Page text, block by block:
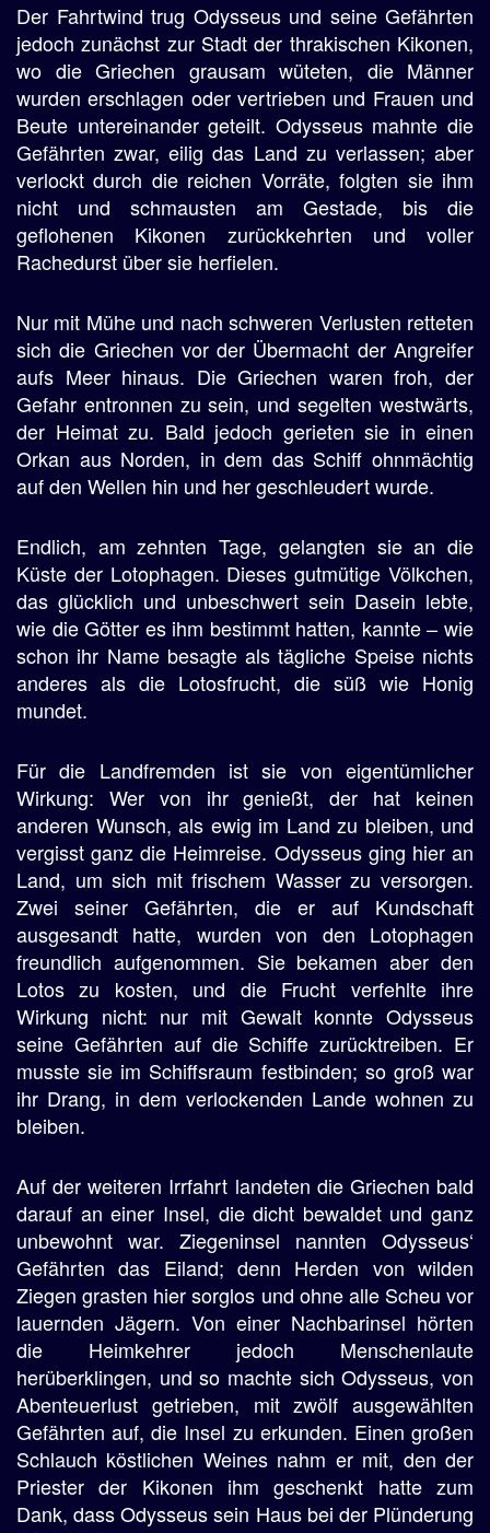
Der Fahrtwind trug Odysseus und seine Gefährten
jedoch zunächst zur Stadt der thrakischen Kikonen,
wo die Griechen grausam wüteten, die Männer
wurden erschlagen oder vertrieben und Frauen und
Beute untereinander geteilt. Odysseus mahnte die
Gefährten zwar, eilig das Land zu verlassen; aber
verlockt durch die reichen Vorräte, folgten sie ihm
nicht und schmausten am Gestade, bis die
geflohenen Kikonen zurückkehrten und voller
Rachedurst über sie herfielen.
Nur mit Mühe und nach schweren Verlusten retteten
sich die Griechen vor der Übermacht der Angreifer
aufs Meer hinaus. Die Griechen waren froh, der
Gefahr entronnen zu sein, und segelten westwärts,
der Heimat zu. Bald jedoch gerieten sie in einen
Orkan aus Norden, in dem das Schiff ohnmächtig
auf den Wellen hin und her geschleudert wurde.
Endlich, am zehnten Tage, gelangten sie an die
Küste der Lotophagen. Dieses gutmütige Völkchen,
das glücklich und unbeschwert sein Dasein lebte,
wie die Götter es ihm bestimmt hatten, kannte – wie
schon ihr Name besagte als tägliche Speise nichts
anderes als die Lotosfrucht, die süß wie Honig
mundet.
Für die Landfremden ist sie von eigentümlicher
Wirkung: Wer von ihr genießt, der hat keinen
anderen Wunsch, als ewig im Land zu bleiben, und
vergisst ganz die Heimreise. Odysseus ging hier an
Land, um sich mit frischem Wasser zu versorgen.
Zwei seiner Gefährten, die er auf Kundschaft
ausgesandt hatte, wurden von den Lotophagen
freundlich aufgenommen. Sie bekamen aber den
Lotos zu kosten, und die Frucht verfehlte ihre
Wirkung nicht: nur mit Gewalt konnte Odysseus
seine Gefährten auf die Schiffe zurücktreiben. Er
musste sie im Schiffsraum festbinden; so groß war
ihr Drang, in dem verlockenden Lande wohnen zu
bleiben.
Auf der weiteren Irrfahrt landeten die Griechen bald
darauf an einer Insel, die dicht bewaldet und ganz
unbewohnt war. Ziegeninsel nannten Odysseus‘
Gefährten das Eiland; denn Herden von wilden
Ziegen grasten hier sorglos und ohne alle Scheu vor
lauernden Jägern. Von einer Nachbarinsel hörten
die Heimkehrer jedoch Menschenlaute
herüberklingen, und so machte sich Odysseus, von
Abenteuerlust getrieben, mit zwölf ausgewählten
Gefährten auf, die Insel zu erkunden. Einen großen
Schlauch köstlichen Weines nahm er mit, den der
Priester der Kikonen ihm geschenkt hatte zum
Dank, dass Odysseus sein Haus bei der Plünderung